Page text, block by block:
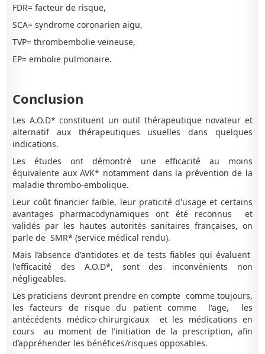
FDR= facteur de risque,
SCA= syndrome coronarien aigu,
TVP= thrombembolie veineuse,
EP= embolie pulmonaire.
Conclusion
Les A.O.D* constituent un outil thérapeutique novateur et
alternatif aux thérapeutiques usuelles dans quelques
indications.
Les études ont démontré une efficacité au moins
équivalente aux AVK* notamment dans la prévention de la
maladie thrombo-embolique.
Leur coût financier faible, leur praticité d'usage et certains
avantages pharmacodynamiques ont été reconnus et
validés par les hautes autorités sanitaires françaises, on
parle de SMR* (service médical rendu).
Mais l’absence d'antidotes et de tests fiables qui évaluent
l'efficacité des A.O.D*, sont des inconvénients non
négligeables.
Les praticiens devront prendre en compte comme toujours,
les facteurs de risque du patient comme l'age, les
antécédents médico-chirurgicaux et les médications en
cours au moment de l'initiation de la prescription, afin
d’appréhender les bénéfices/risques opposables.